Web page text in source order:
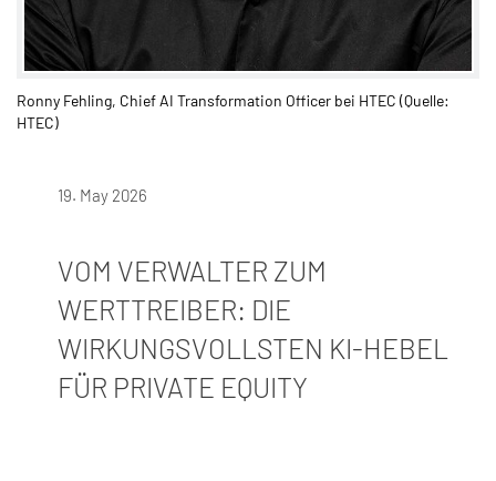
Ronny Fehling, Chief AI Transformation Officer bei HTEC (Quelle:
HTEC)​
19. May 2026
VOM VERWALTER ZUM
WERTTREIBER: DIE
WIRKUNGSVOLLSTEN KI-HEBEL
FÜR PRIVATE EQUITY